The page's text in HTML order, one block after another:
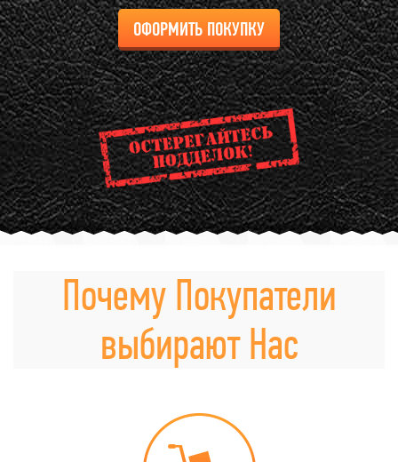
ОФОРМИТЬ ПОКУПКУ
Почему Покупатели
выбирают Нас